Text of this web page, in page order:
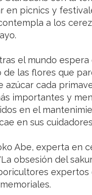
en picnics y
a los
el mundo
de las flores que
azúcar cada
importantes y
en el
en sus
Abe, experta en
obsesión del
expertos